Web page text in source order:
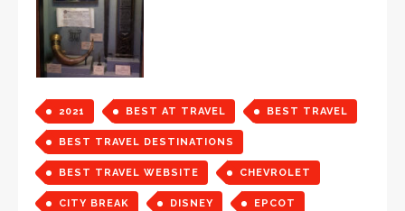
2021 BEST AT TRAVEL BEST TRAVEL
BEST TRAVEL DESTINATIONS
BEST TRAVEL WEBSITE CHEVROLET
CITY BREAK DISNEY EPCOT